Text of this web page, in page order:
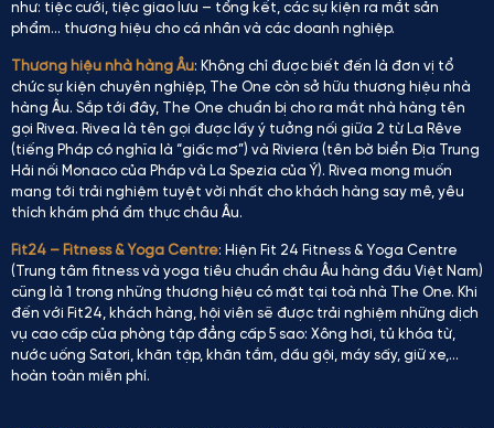
như: tiệc cưới, tiệc giao lưu – tổng kết, các sự kiện ra mắt sản
phẩm… thương hiệu cho cá nhân và các doanh nghiệp.
Thương hiệu nhà hàng Âu: Không chỉ được biết đến là đơn vị tổ
chức sự kiện chuyên nghiệp, The One còn sở hữu thương hiệu nhà
hàng Âu. Sắp tới đây, The One chuẩn bị cho ra mắt nhà hàng tên
gọi Rivea. Rivea là tên gọi được lấy ý tưởng nối giữa 2 từ La Rêve
(tiếng Pháp có nghĩa là “giấc mơ”) và Riviera (tên bờ biển Địa Trung
Hải nối Monaco của Pháp và La Spezia của Ý). Rivea mong muốn
mang tới trải nghiệm tuyệt vời nhất cho khách hàng say mê, yêu
thích khám phá ẩm thực châu Âu.
Fit24 – Fitness & Yoga Centre: Hiện Fit 24 Fitness & Yoga Centre
(Trung tâm fitness và yoga tiêu chuẩn châu Âu hàng đầu Việt Nam)
cũng là 1 trong những thương hiệu có mặt tại toà nhà The One. Khi
đến với Fit24, khách hàng, hội viên sẽ được trải nghiệm những dịch
vụ cao cấp của phòng tập đẳng cấp 5 sao: Xông hơi, tủ khóa từ,
nước uống Satori, khăn tập, khăn tắm, dầu gội, máy sấy, giữ xe,…
hoàn toàn miễn phí.